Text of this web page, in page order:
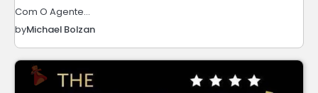
Com O Agente…
byMichael Bolzan